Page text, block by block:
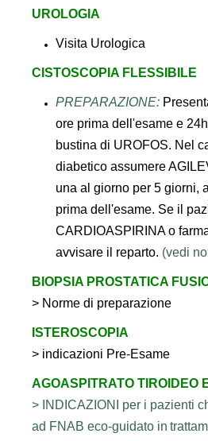
UROLOGIA
Visita Urologica
CISTOSCOPIA FLESSIBILE
PREPARAZIONE:
ore prima dell'esame e
bustina di UROFOS. Nel
diabetico assumere
una al giorno per 5 giorni,
prima dell'esame. Se il
CARDIOASPIRINA o
avvisare il reparto. (vedi
BIOPSIA PROSTATICA
> Norme di preparazione
ISTEROSCOPIA
> indicazioni Pre-Esame
AGOASPITRATO TIROIDEO
> INDICAZIONI per i pazienti
ad FNAB eco-guidato in